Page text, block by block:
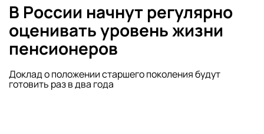
В России начнут регулярно
оценивать уровень жизни
пенсионеров
Доклад о положении старшего поколения будут
готовить раз в два года